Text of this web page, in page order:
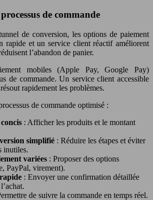
de commande
de conversion, les options de paiement
rapide et un service client réactif améliorent
l’abandon de panier.
mobiles (Apple Pay, Google Pay)
de commande. Un service client accessible
rapidement les problèmes.
de commande optimisé :
: Afficher les produits et le montant
simplifié : Réduire les étapes et éviter
inutiles.
variées : Proposer des options
PayPal, virement).
: Envoyer une confirmation détaillée
de suivre la commande en temps réel.